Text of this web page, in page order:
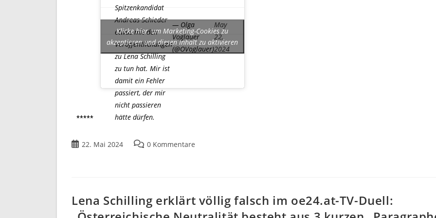
Spitzenkandidat
Andreas Schieder
etwas mit den
Veröffentlichungen
zu Lena Schilling
zu tun hat. Mir ist
damit ein Fehler
passiert, der mir
nicht passieren
hätte dürfen.
— Olga
Voglauer
(@OVoglauer)
May
22,
2024
Klicke hier, um Marketing-Cookies zu
akzeptieren und diesen Inhalt zu aktivieren
*****
22. Mai 2024 0 Kommentare
Lena Schilling erklärt völlig falsch im oe24.at-TV-Duell: